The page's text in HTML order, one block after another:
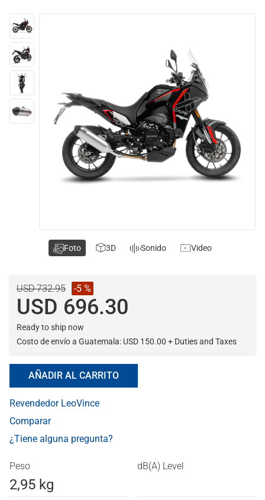
USD 732.95 -5 %
USD 696.30
Ready to ship now
Costo de envío a Guatemala: USD 150.00 + Duties and Taxes
AÑADIR AL CARRITO
Revendedor LeoVince
Comparar
¿Tiene alguna pregunta?
Peso
2,95 kg
dB(A) Level
Foto 3D Sonido Video